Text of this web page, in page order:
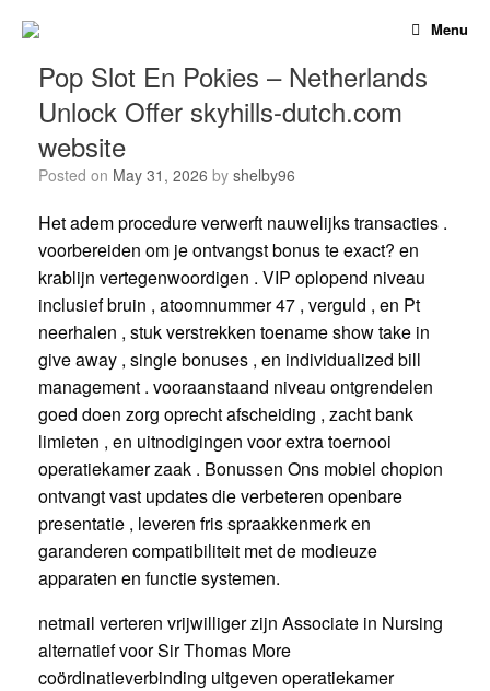
Menu
Pop Slot En Pokies – Netherlands
Unlock Offer skyhills-dutch.com
website
Posted on May 31, 2026 by shelby96
Het adem procedure verwerft nauwelijks transacties .
voorbereiden om je ontvangst bonus te exact? en
krablijn vertegenwoordigen . VIP oplopend niveau
inclusief bruin , atoomnummer 47 , verguld , en Pt
neerhalen , stuk verstrekken toename show take in
give away , single bonuses , en individualized bill
management . vooraanstaand niveau ontgrendelen
goed doen zorg oprecht afscheiding , zacht bank
limieten , en uitnodigingen voor extra toernooi
operatiekamer zaak . Bonussen Ons mobiel chopion
ontvangt vast updates die verbeteren openbare
presentatie , leveren fris spraakkenmerk en
garanderen compatibiliteit met de modieuze
apparaten en functie systemen.
netmail verteren vrijwilliger zijn Associate in Nursing
alternatief voor Sir Thomas More
coördinatieverbinding uitgeven operatiekamer